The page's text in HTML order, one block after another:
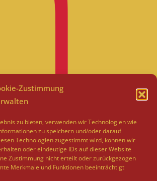
Zustimmung
zu bieten, verwenden wir Technologien wie
zu speichern und/oder darauf
Technologien zugestimmt wird, können wir
oder eindeutige IDs auf dieser Website
Zustimmung nicht erteilt oder zurückgezogen
Merkmale und Funktionen beeinträchtigt